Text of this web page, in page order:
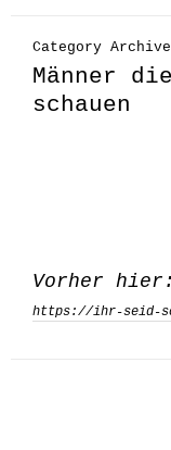
Category
Männer
schauen
Vorher hier:
https://ihr-seid-